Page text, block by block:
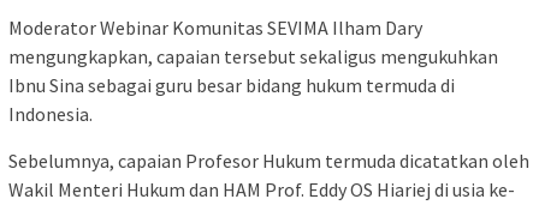
Moderator Webinar Komunitas SEVIMA Ilham Dary
mengungkapkan, capaian tersebut sekaligus mengukuhkan
Ibnu Sina sebagai guru besar bidang hukum termuda di
Indonesia.
Sebelumnya, capaian Profesor Hukum termuda dicatatkan oleh
Wakil Menteri Hukum dan HAM Prof. Eddy OS Hiariej di usia ke-